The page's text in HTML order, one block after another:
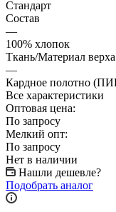
Стандарт
Состав
—
100% хлопок
Ткань/Материал верха
—
Кардное полотно
Все характеристики
Оптовая цена:
По запросу
Мелкий опт:
По запросу
Нет в наличии
Нашли дешевле?
Подобрать аналог